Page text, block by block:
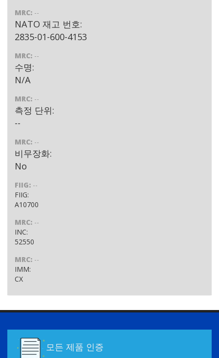
MRC: --
NATO 재고 번호:
2835-01-600-4153
MRC: --
수명:
N/A
MRC: --
측정 단위:
--
MRC: --
비무장화:
No
FIIG: --
FIIG:
A10700
MRC: --
INC:
52550
MRC: --
IMM:
CX
모든 제품 인증